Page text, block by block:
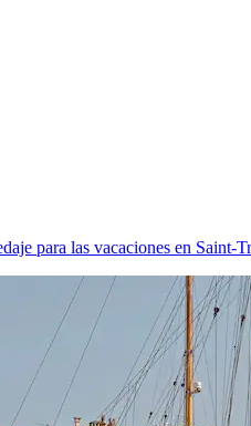
para las vacaciones en Saint-